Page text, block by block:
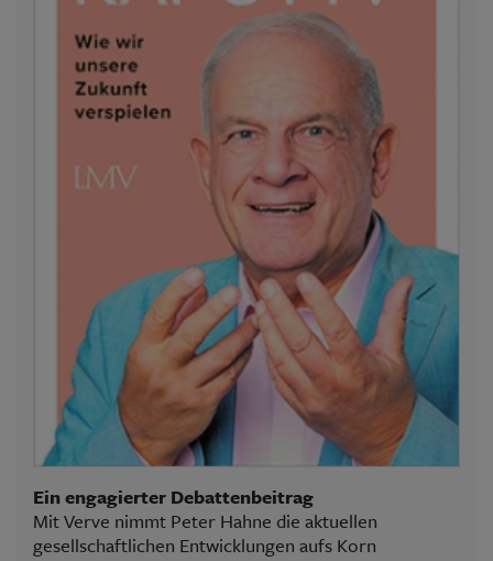
Ein engagierter Debattenbeitrag
Mit Verve nimmt Peter Hahne die aktuellen
gesellschaftlichen Entwicklungen aufs Korn